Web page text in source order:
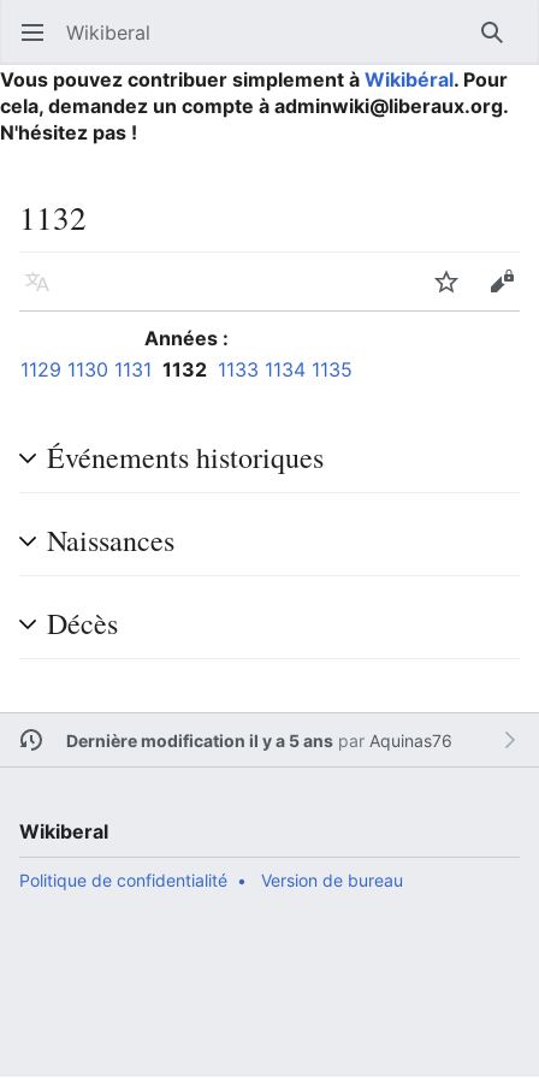
Ouvrir le menu principal Wikiberal
Vous pouvez contribuer simplement à Wikibéral. Pour
cela, demandez un compte à adminwiki@liberaux.org.
N'hésitez pas !
1132
Langue Suivre
Années :
1129 1130 1131 1132 1133 1134 1135
Événements historiques
Naissances
Décès
Dernière modification il y a 5 anspar Aquinas76
Wikiberal
Politique de confidentialité Version de bureau